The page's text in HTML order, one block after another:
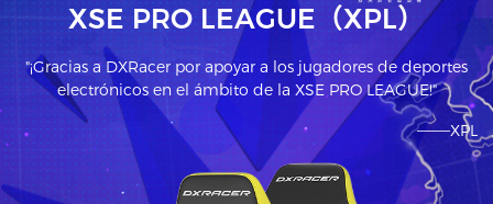
XSE PRO LEAGUE（XPL）
"¡Gracias a DXRacer por apoyar a los jugadores de deportes
electrónicos en el ámbito de la XSE PRO LEAGUE!"
———XPL